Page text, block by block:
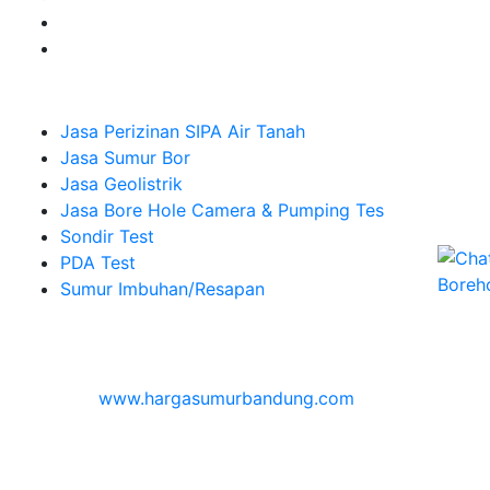
Jasa Perizinan SIPA Air Tanah
Jasa Sumur Bor
Jasa Geolistrik
Jasa Bore Hole Camera & Pumping Tes
Sondir Test
PDA Test
Sumur Imbuhan/Resapan
www.hargasumurbandung.com